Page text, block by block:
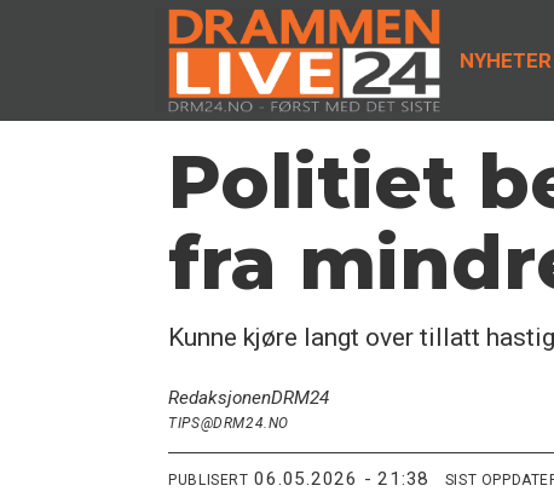
NYHETER
Politiet
fra
Kunne kjøre langt over tillatt
RedaksjonenDRM24
TIPS@DRM24.NO
PUBLISERT 06.05.2026 - 21:38 SIST